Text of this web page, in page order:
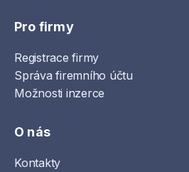
Pro firmy
Registrace firmy
Správa firemního účtu
Možnosti inzerce
O nás
Kontakty